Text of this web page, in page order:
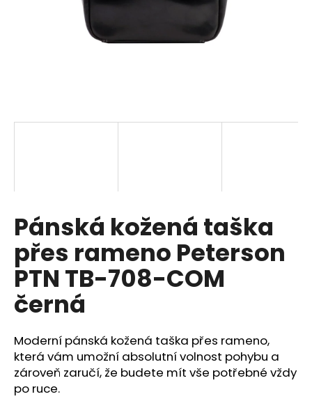
Pánská kožená taška
přes rameno Peterson
PTN TB-708-COM
černá
Moderní pánská kožená taška přes rameno,
která vám umožní absolutní volnost pohybu a
zároveň zaručí, že budete mít vše potřebné vždy
po ruce.
D
o
p
o
r
u
č
j
e
m
e